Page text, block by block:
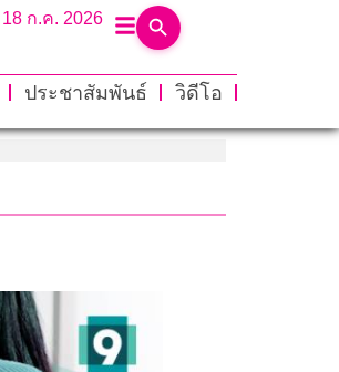
18 ก.ค. 2026
ประชาสัมพันธ์
วิดีโอ